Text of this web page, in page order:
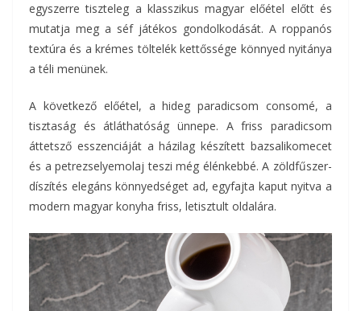
egyszerre tiszteleg a klasszikus magyar előétel előtt és
mutatja meg a séf játékos gondolkodását. A roppanós
textúra és a krémes töltelék kettőssége könnyed nyitánya
a téli menünek.
A következő előétel, a hideg paradicsom consomé, a
tisztaság és átláthatóság ünnepe. A friss paradicsom
áttetsző esszenciáját a házilag készített bazsalikomecet
és a petrezselyemolaj teszi még élénkebbé. A zöldfűszer-
díszítés elegáns könnyedséget ad, egyfajta kaput nyitva a
modern magyar konyha friss, letisztult oldalára.